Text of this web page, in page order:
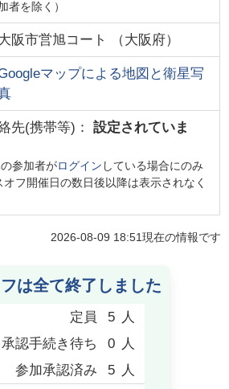
者を除く）
阪市営旭コート （大阪府）
マップによる地図と衛星写
先(携帯等)： 設定されていま
参加者がログイン している場合にのみ
フ開催日の数日後以降は表示されなく
2026-08-09 18:51現在の情報です
は全て終了しました
定員 5 人
承認手続き待ち 0 人
参加承認済み 5 人